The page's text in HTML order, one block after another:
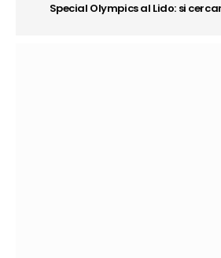
Special Olympics al Lido: si